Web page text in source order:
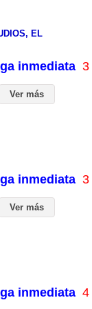
EL
inmediata 3
Ver más
inmediata 3
Ver más
inmediata 4